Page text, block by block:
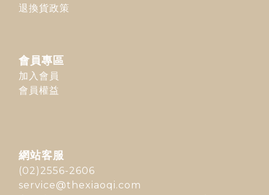
退換貨政策
會員專區
加入會員
會員權益
網站客服
(02)2556-2606
service@thexiaoqi.com